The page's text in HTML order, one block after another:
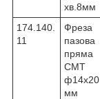
хв.8мм
174.140.
11
Фреза
пазова
пряма
CMT
ф14х20
мм